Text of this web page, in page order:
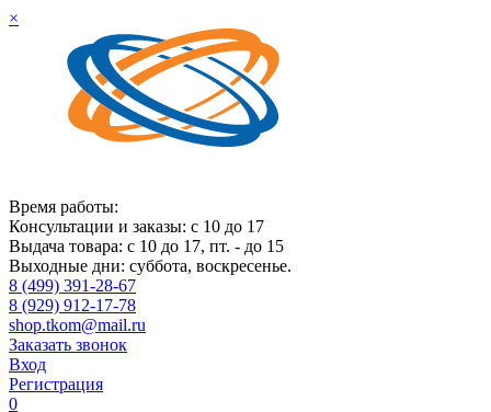
×
Время работы:
Консультации и заказы: с 10 до 17
Выдача товара: с 10 до 17, пт. - до 15
Выходные дни: суббота, воскресенье.
8 (499) 391-28-67
8 (929) 912-17-78
shop.tkom@mail.ru
Заказать звонок
Вход
Регистрация
0